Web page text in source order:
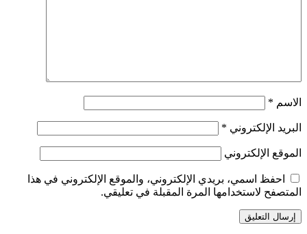
الاسم *
البريد الإلكتروني *
الموقع الإلكتروني
احفظ اسمي، بريدي الإلكتروني، والموقع الإلكتروني في هذا
المتصفح لاستخدامها المرة المقبلة في تعليقي.